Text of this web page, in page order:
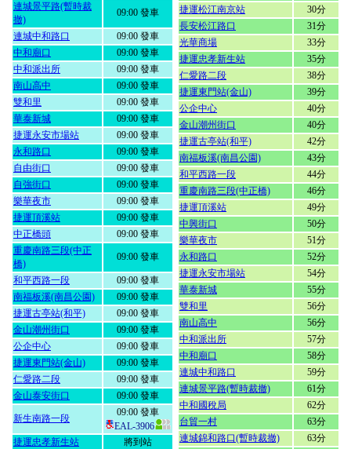
連城景平路(暫時裁
撤)
09:00 發車
連城中和路口
09:00 發車
中和廟口
09:00 發車
中和派出所
09:00 發車
南山高中
09:00 發車
雙和里
09:00 發車
華泰新城
09:00 發車
捷運永安市場站
09:00 發車
永和路口
09:00 發車
自由街口
09:00 發車
自強街口
09:00 發車
樂華夜市
09:00 發車
捷運頂溪站
09:00 發車
中正橋頭
09:00 發車
重慶南路三段(中正
橋)
09:00 發車
和平西路一段
09:00 發車
南福板溪(南昌公園)
09:00 發車
捷運古亭站(和平)
09:00 發車
金山潮州街口
09:00 發車
公企中心
09:00 發車
捷運東門站(金山)
09:00 發車
仁愛路二段
09:00 發車
金山泰安街口
09:00 發車
新生南路一段
09:00 發車
EAL-3906
捷運忠孝新生站
將到站
捷運松江南京站
30分
長安松江路口
31分
光華商場
33分
捷運忠孝新生站
35分
仁愛路二段
38分
捷運東門站(金山)
39分
公企中心
40分
金山潮州街口
40分
捷運古亭站(和平)
42分
南福板溪(南昌公園)
43分
和平西路一段
44分
重慶南路三段(中正橋)
46分
捷運頂溪站
49分
中興街口
50分
樂華夜市
51分
永和路口
52分
捷運永安市場站
54分
華泰新城
55分
雙和里
56分
南山高中
56分
中和派出所
57分
中和廟口
58分
連城中和路口
59分
連城景平路(暫時裁撤)
61分
中和國稅局
62分
台貿一村
63分
連城錦和路口(暫時裁撤)
63分